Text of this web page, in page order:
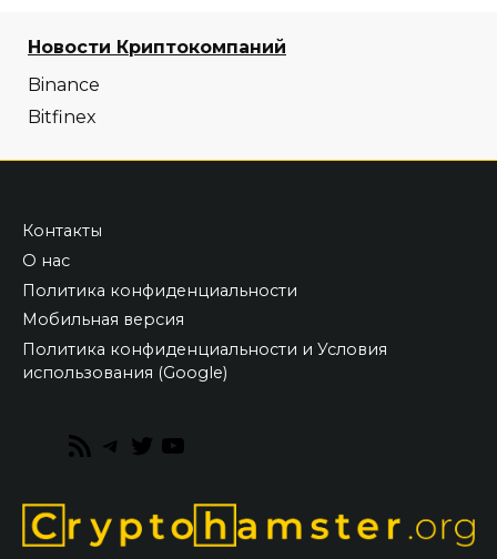
Новости Криптокомпаний
Binance
Bitfinex
Контакты
О нас
Политика конфиденциальности
Мобильная версия
Политика конфиденциальности и Условия
использования (Google)
RSS
Telegram
Twitter